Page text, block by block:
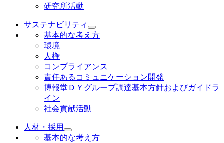
研究所活動
サステナビリティ
基本的な考え方
環境
人権
コンプライアンス
責任あるコミュニケーション開発
博報堂ＤＹグループ調達基本方針およびガイドラ
イン
社会貢献活動
人材・採用
基本的な考え方